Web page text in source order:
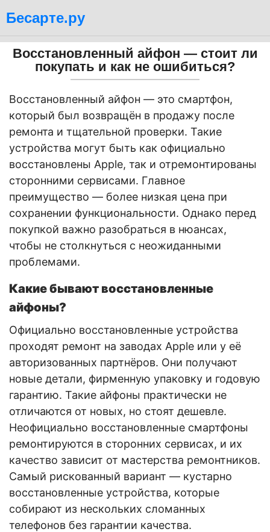
Бесарте.ру
Восстановленный айфон — стоит ли
покупать и как не ошибиться?
Восстановленный айфон — это смартфон,
который был возвращён в продажу после
ремонта и тщательной проверки. Такие
устройства могут быть как официально
восстановлены Apple, так и отремонтированы
сторонними сервисами. Главное
преимущество — более низкая цена при
сохранении функциональности. Однако перед
покупкой важно разобраться в нюансах,
чтобы не столкнуться с неожиданными
проблемами.
Какие бывают восстановленные
айфоны?
Официально восстановленные устройства
проходят ремонт на заводах Apple или у её
авторизованных партнёров. Они получают
новые детали, фирменную упаковку и годовую
гарантию. Такие айфоны практически не
отличаются от новых, но стоят дешевле.
Неофициально восстановленные смартфоны
ремонтируются в сторонних сервисах, и их
качество зависит от мастерства ремонтников.
Самый рискованный вариант — кустарно
восстановленные устройства, которые
собирают из нескольких сломанных
телефонов без гарантии качества.